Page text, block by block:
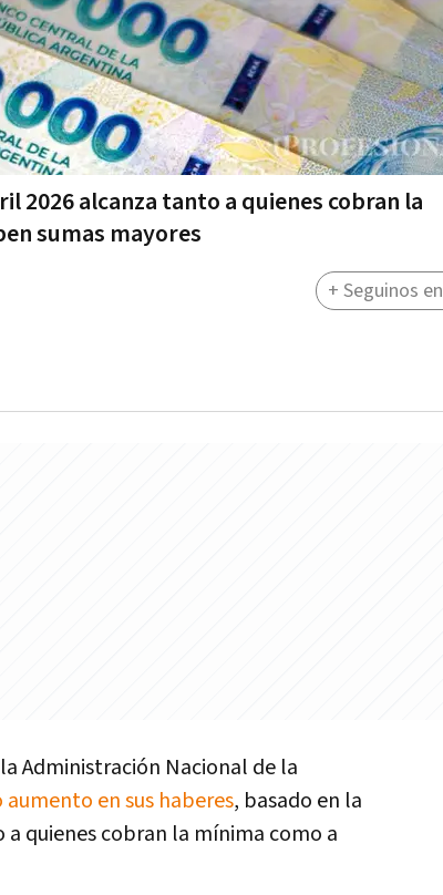
2026 alcanza tanto a quienes cobran la
sumas mayores
+ Seguinos en
Administración Nacional de la
aumento en sus haberes, basado en la
quienes cobran la mínima como a